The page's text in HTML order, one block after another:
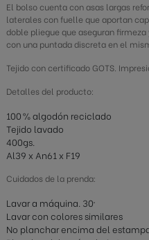
El bolso cuenta con asas largas
laterales con fuelle que aportan
doble pliegue que aseguran
con una puntada discreta en el
Tejido con certificado GOTS.
Detalles del producto:
100 % algodón reciclado
Tejido lavado
400gs.
Al39 x An61 x F19
Cuidados de la prenda:
Lavar a máquina. 30º
Lavar con colores similares
No planchar encima del